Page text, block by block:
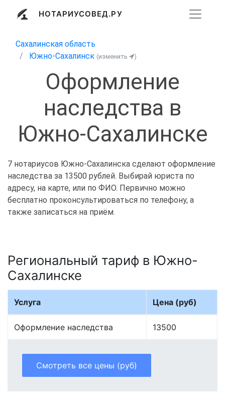
НОТАРИУСОВЕД.РУ
Сахалинская область
Южно-Сахалинск (изменить )
Оформление
наследства в
Южно-Сахалинске
7 нотариусов Южно-Сахалинска сделают оформление
наследства за 13500 рублей. Выбирай юриста по
адресу, на карте, или по ФИО. Первично можно
бесплатно проконсультироваться по телефону, а
также записаться на приём.
Региональный тариф в Южно-
Сахалинске
Услуга Цена (руб)
Оформление наследства 13500
Смотреть все цены (руб)